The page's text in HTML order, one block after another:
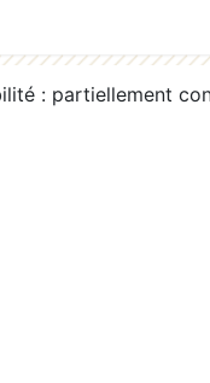
: partiellement